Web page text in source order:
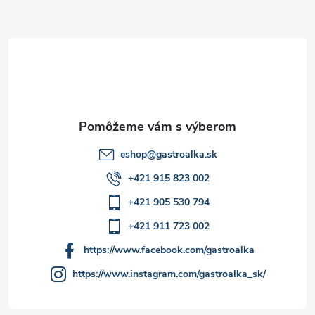
eshop@gastroalka.sk
+421 915 823 002
+421 905 530 794
+421 911 723 002
https://www.facebook.com/gastroalka
https://www.instagram.com/gastroalka_sk/